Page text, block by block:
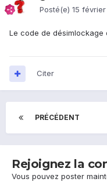
Posté(e) 15 février
Le code de désimlockage
Citer
PRÉCÉDENT
Rejoignez la
Vous pouvez poster